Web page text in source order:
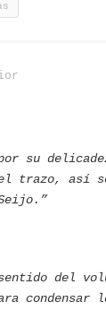
su
trazo, así
del
condensar